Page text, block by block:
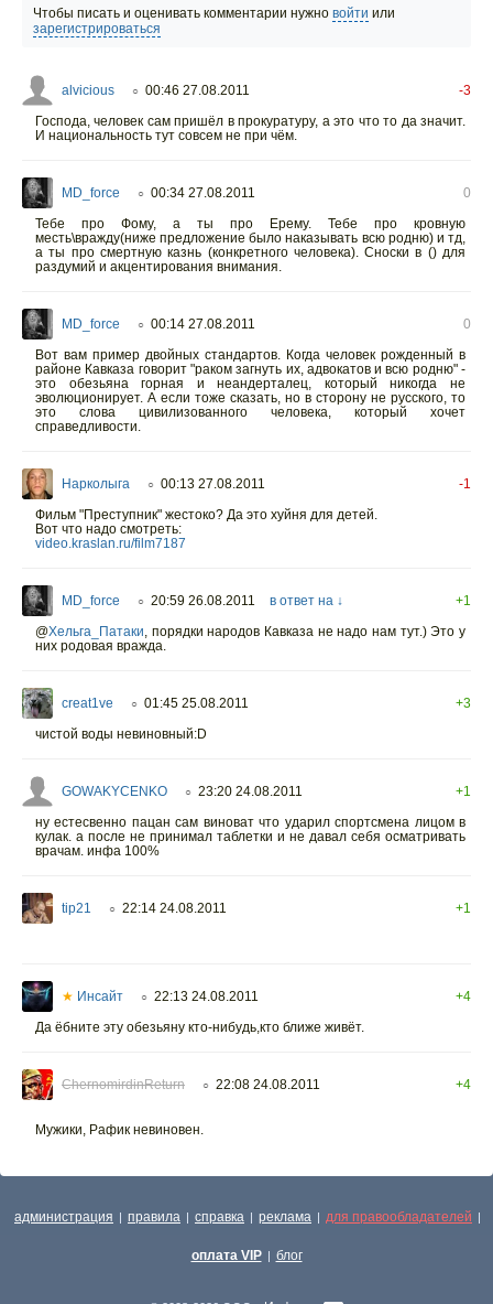
Чтобы писать и оценивать комментарии нужно войти или
зарегистрироваться
alvicious ○ 00:46 27.08.2011
-3
Господа, человек сам пришёл в прокуратуру, а это что то да значит.
И национальность тут совсем не при чём.
MD_force ○ 00:34 27.08.2011
0
Тебе про Фому, а ты про Ерему. Тебе про кровную
месть\вражду(ниже предложение было наказывать всю родню) и тд,
а ты про смертную казнь (конкретного человека). Сноски в () для
раздумий и акцентирования внимания.
MD_force ○ 00:14 27.08.2011
0
Вот вам пример двойных стандартов. Когда человек рожденный в
районе Кавказа говорит "раком загнуть их, адвокатов и всю родню" -
это обезьяна горная и неандерталец, который никогда не
эволюционирует. А если тоже сказать, но в сторону не русского, то
это слова цивилизованного человека, который хочет
справедливости.
Нарколыга ○ 00:13 27.08.2011
-1
Фильм "Преступник" жестоко? Да это хуйня для детей.
Вот что надо смотреть:
video.kraslan.ru/film7187
MD_force ○ 20:59 26.08.2011 в ответ на ↓
+1
@Хельга_Патаки, порядки народов Кавказа не надо нам тут.) Это у
них родовая вражда.
creat1ve ○ 01:45 25.08.2011
+3
чистой воды невиновный:D
GOWAKYCENKO ○ 23:20 24.08.2011
+1
ну естесвенно пацан сам виноват что ударил спортсмена лицом в
кулак. а после не принимал таблетки и не давал себя осматривать
врачам. инфа 100%
tip21 ○ 22:14 24.08.2011 +1
★ Инсайт ○ 22:13 24.08.2011
+4
Да ёбните эту обезьяну кто-нибудь,кто ближе живёт.
ChernomirdinReturn ○ 22:08 24.08.2011 +4
Мужики, Рафик невиновен.
администрация | правила | справка | реклама | для правообладателей |
оплата VIP | блог